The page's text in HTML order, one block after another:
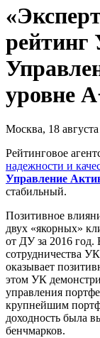
уровне
Москва, 18 августа
Рейтинговое
надежности и
Управление
стабильный.
Позитивное
двух «якорных»
от ДУ за 2016 год.
сотрудничества
оказывает
этом УК
управления
крупнейшим
доходность была
бенчмарков.